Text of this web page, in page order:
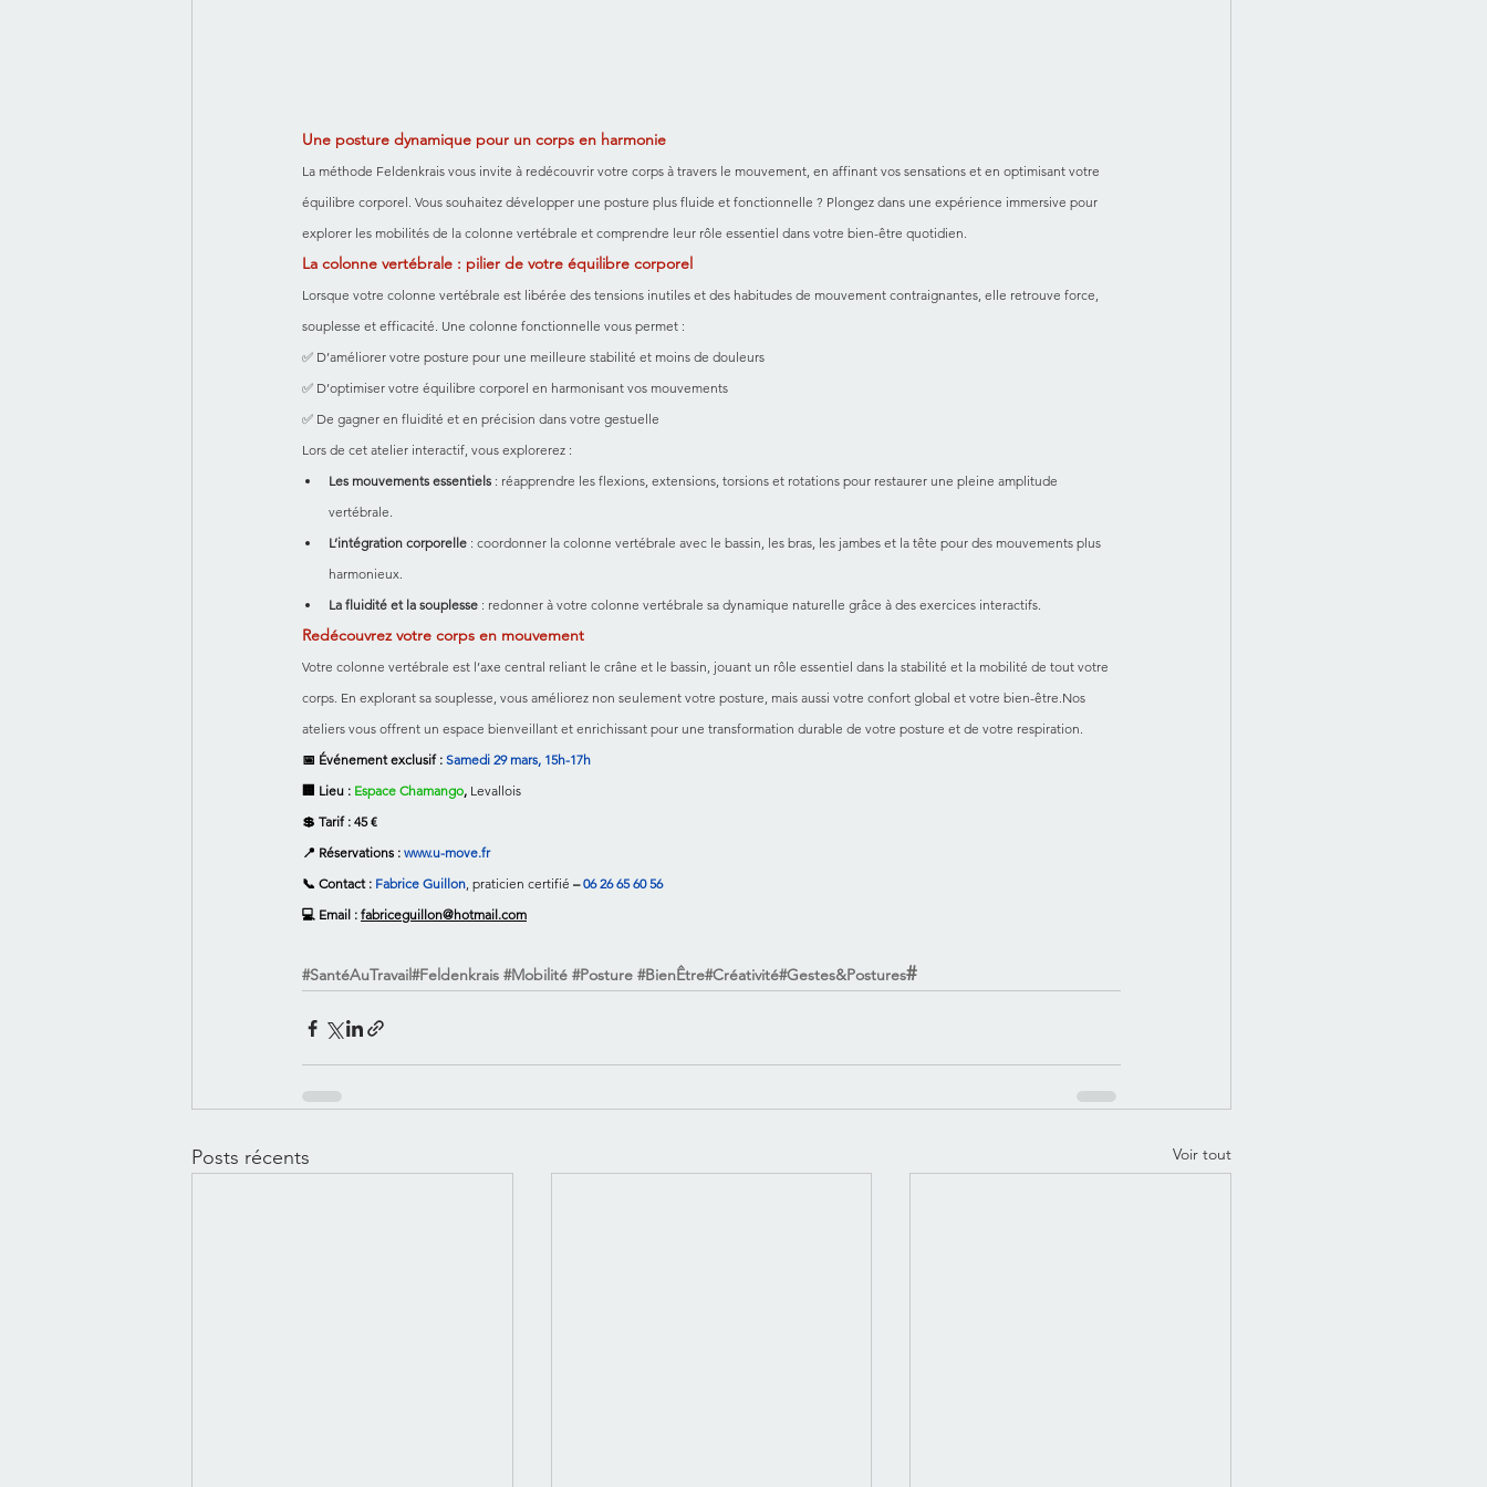
Une posture dynamique pour un corps en harmonie
La méthode Feldenkrais vous invite à redécouvrir votre corps à travers le mouvement, en affinant vos sensations et en optimisant votre
équilibre corporel. Vous souhaitez développer une posture plus fluide et fonctionnelle ? Plongez dans une expérience immersive pour
explorer les mobilités de la colonne vertébrale et comprendre leur rôle essentiel dans votre bien-être quotidien.
La colonne vertébrale : pilier de votre équilibre corporel
Lorsque votre colonne vertébrale est libérée des tensions inutiles et des habitudes de mouvement contraignantes, elle retrouve force,
souplesse et efficacité. Une colonne fonctionnelle vous permet :
✅ D’améliorer votre posture pour une meilleure stabilité et moins de douleurs
✅ D’optimiser votre équilibre corporel en harmonisant vos mouvements
✅ De gagner en fluidité et en précision dans votre gestuelle
Lors de cet atelier interactif, vous explorerez :
Les mouvements essentiels : réapprendre les flexions, extensions, torsions et rotations pour restaurer une pleine amplitude
vertébrale.
L’intégration corporelle : coordonner la colonne vertébrale avec le bassin, les bras, les jambes et la tête pour des mouvements plus
harmonieux.
La fluidité et la souplesse : redonner à votre colonne vertébrale sa dynamique naturelle grâce à des exercices interactifs.
Redécouvrez votre corps en mouvement
Votre colonne vertébrale est l’axe central reliant le crâne et le bassin, jouant un rôle essentiel dans la stabilité et la mobilité de tout votre
corps. En explorant sa souplesse, vous améliorez non seulement votre posture, mais aussi votre confort global et votre bien-être.Nos
ateliers vous offrent un espace bienveillant et enrichissant pour une transformation durable de votre posture et de votre respiration.
📅 Événement exclusif : Samedi 29 mars, 15h-17h
🏢 Lieu : Espace Chamango, Levallois
💲 Tarif : 45 €
📍 Réservations : www.u-move.fr
📞 Contact : Fabrice Guillon, praticien certifié – 06 26 65 60 56
💻 Email : fabriceguillon@hotmail.com
#SantéAuTravail#Feldenkrais #Mobilité #Posture #BienÊtre#Créativité#Gestes&Postures#
Posts récents Voir tout